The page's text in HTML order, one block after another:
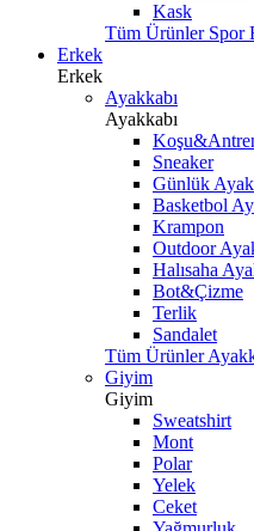
Kask
Tüm Ürünler Spor
Erkek
Erkek
Ayakkabı
Ayakkabı
Sneaker
Günlük
Basketbol
Krampon
Outdoor
Halısaha
Bot&Çizme
Terlik
Sandalet
Tüm Ürünler
Giyim
Giyim
Sweatshirt
Mont
Polar
Yelek
Ceket